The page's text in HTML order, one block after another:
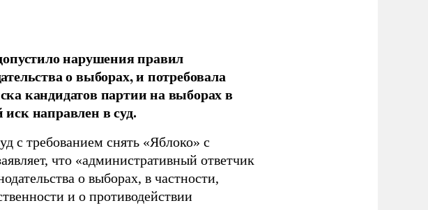
нарушения правил
о выборах, и потребовала
кандидатов партии на выборах в
направлен в суд.
с требованием снять «Яблоко» с
что «административный ответчик
о выборах, в частности,
и о противодействии